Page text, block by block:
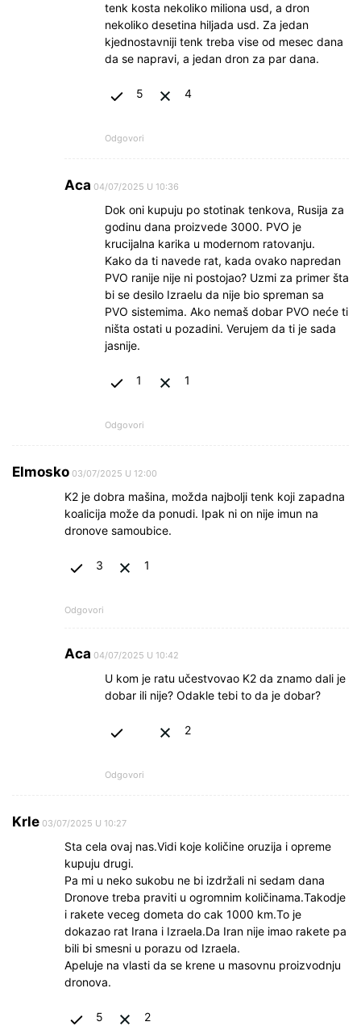
tenk kosta nekoliko miliona usd, a dron
nekoliko desetina hiljada usd. Za jedan
kjednostavniji tenk treba vise od mesec dana
da se napravi, a jedan dron za par dana.
5 4
Odgovori
Aca 04/07/2025 U 10:36
Dok oni kupuju po stotinak tenkova, Rusija za
godinu dana proizvede 3000. PVO je
krucijalna karika u modernom ratovanju.
Kako da ti navede rat, kada ovako napredan
PVO ranije nije ni postojao? Uzmi za primer šta
bi se desilo Izraelu da nije bio spreman sa
PVO sistemima. Ako nemaš dobar PVO neće ti
ništa ostati u pozadini. Verujem da ti je sada
jasnije.
1 1
Odgovori
Elmosko 03/07/2025 U 12:00
K2 je dobra mašina, možda najbolji tenk koji zapadna
koalicija može da ponudi. Ipak ni on nije imun na
dronove samoubice.
3 1
Odgovori
Aca 04/07/2025 U 10:42
U kom je ratu učestvovao K2 da znamo dali je
dobar ili nije? Odakle tebi to da je dobar?
2
Odgovori
Krle 03/07/2025 U 10:27
Sta cela ovaj nas.Vidi koje količine oruzija i opreme
kupuju drugi.
Pa mi u neko sukobu ne bi izdržali ni sedam dana
Dronove treba praviti u ogromnim količinama.Takodje
i rakete veceg dometa do cak 1000 km.To je
dokazao rat Irana i Izraela.Da Iran nije imao rakete pa
bili bi smesni u porazu od Izraela.
Apeluje na vlasti da se krene u masovnu proizvodnju
dronova.
5 2